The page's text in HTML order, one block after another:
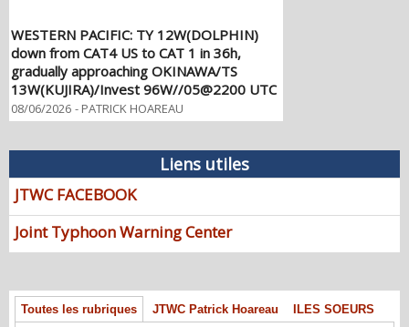
down from CAT4 US to CAT 1 in 36h,
gradually approaching OKINAWA/TS
13W(KUJIRA)/Invest 96W//05@2200 UTC
08/06/2026 -PATRICK HOAREAU
temporarily back to CAT 4 US with the
unexpected inner core re-
consolidation/Invest 94W//04@1000 UTC
08/04/2026 -PATRICK HOAREAU
WESTERN PACIFIC: TY 12W(DOLPHIN)
CAT 2 US, 4th ERC failed to complete,
hours/Invest 94W//03@2230 UTC
08/04/2026 - PATRICK HOAREAU
Liens utiles
JTWC FACEBOOK
Joint Typhoon Warning Center
Toutes les rubriques JTWC Patrick Hoareau ILES SOEURS